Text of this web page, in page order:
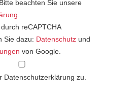
beachten Sie unsere
.
reCAPTCHA
Sie dazu: Datenschutz und
von Google.
Datenschutzerklärung zu.